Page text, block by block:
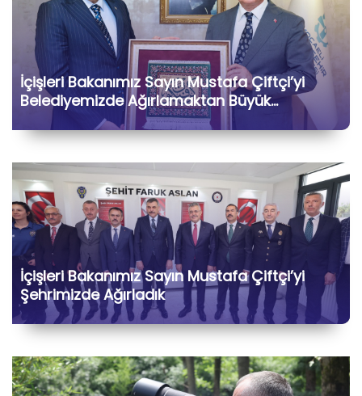
İçişleri Bakanımız Sayın Mustafa Çiftçi’yi
Belediyemizde Ağırlamaktan Büyük
Memnuniyet Duyduk
İçişleri Bakanımız Sayın Mustafa Çiftçi’yi
Şehrimizde Ağırladık